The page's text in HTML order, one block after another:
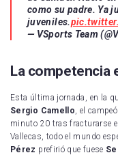
como su padre. Ya
juveniles.
— VSports Team
La competencia
Esta última jornada, en la
Sergio Camello , el
minuto 20 tras fracturarse el
Vallecas, todo el mundo
Pérez prefirió que fuese